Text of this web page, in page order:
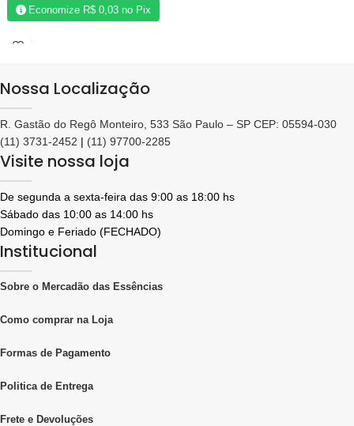
Economize R$ 0,03 no Pix
Nossa Localização
R. Gastão do Regô Monteiro, 533 São Paulo – SP CEP: 05594-030
(11) 3731-2452 | (11) 97700-2285
Visite nossa loja
De segunda a sexta-feira das 9:00 as 18:00 hs
Sábado das 10:00 as 14:00 hs
Domingo e Feriado (FECHADO)
Institucional
Sobre o Mercadão das Essências
Como comprar na Loja
Formas de Pagamento
Politica de Entrega
Frete e Devoluções